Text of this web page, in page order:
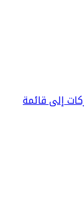
إلى قائمة